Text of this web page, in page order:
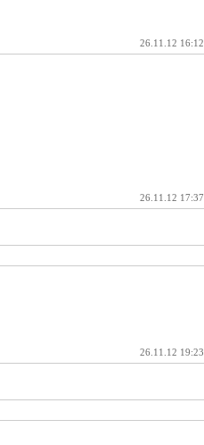
26.11.12 16:12
26.11.12 17:37
26.11.12 19:23